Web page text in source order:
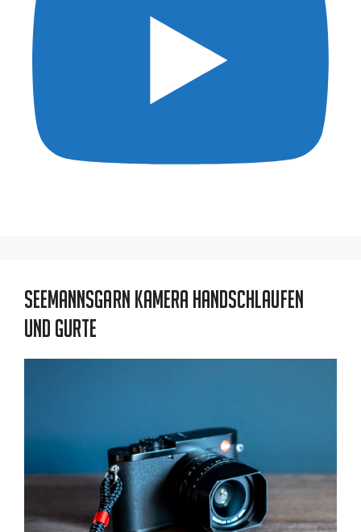
Seemannsgarn Kamera Handschlaufen
und Gurte